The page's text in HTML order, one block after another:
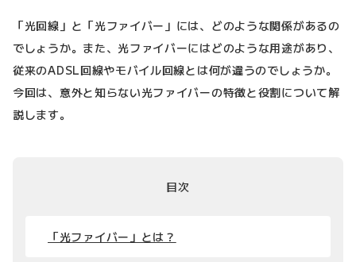
「光回線」と「光ファイバー」には、どのような関係があるの
でしょうか。また、光ファイバーにはどのような用途があり、
従来のADSL回線やモバイル回線とは何が違うのでしょうか。
今回は、意外と知らない光ファイバーの特徴と役割について解
説します。
目次
「光ファイバー」とは？